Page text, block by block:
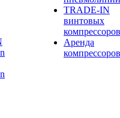
TRADE-IN
винтовых
компрессоров
Аренда
компрессоров